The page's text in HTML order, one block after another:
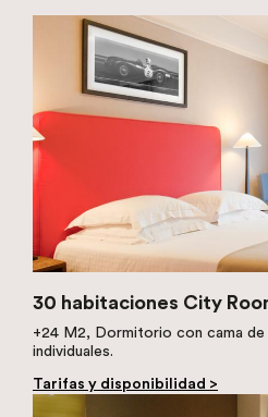
30 habitaciones City
+24 M2, Dormitorio con cama
individuales.
Tarifas y disponibilidad >